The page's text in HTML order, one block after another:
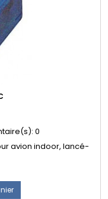
0
avion indoor, lancé-